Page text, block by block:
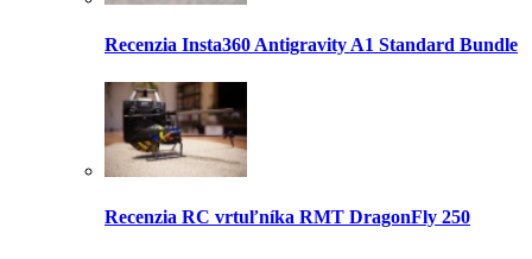
Recenzia Insta360 Antigravity A1 Standard Bundle
Recenzia RC vrtuľníka RMT DragonFly 250